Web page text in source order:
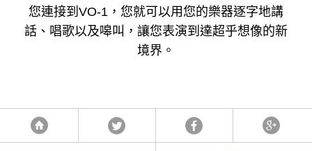
您連接到VO-1，您就可以用您的樂器逐字地講
話、唱歌以及嗥叫，讓您表演到達超乎想像的新
境界。